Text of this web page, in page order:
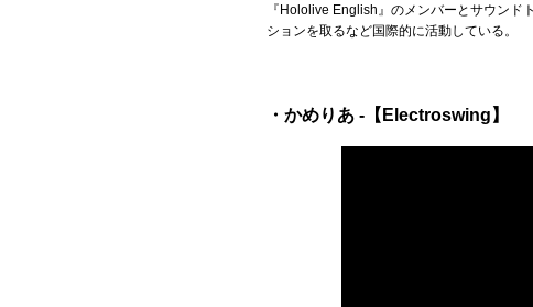
『Hololive English』のメンバーとサウン
ションを取るなど国際的に活動している。
・かめりあ -【Electroswing】